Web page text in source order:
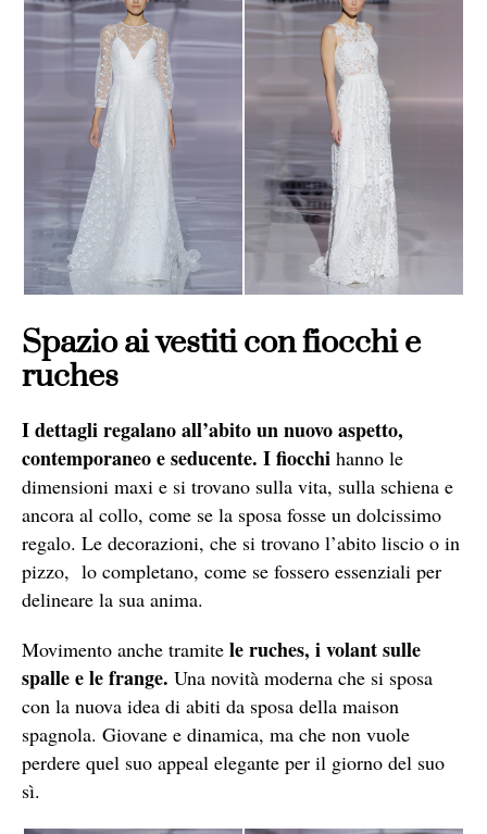
Spazio ai vestiti con fiocchi e
ruches
I dettagli regalano all’abito un nuovo aspetto,
contemporaneo e seducente. I fiocchi hanno le
dimensioni maxi e si trovano sulla vita, sulla schiena e
ancora al collo, come se la sposa fosse un dolcissimo
regalo. Le decorazioni, che si trovano l’abito liscio o in
pizzo, lo completano, come se fossero essenziali per
delineare la sua anima.
Movimento anche tramite le ruches, i volant sulle
spalle e le frange. Una novità moderna che si sposa
con la nuova idea di abiti da sposa della maison
spagnola. Giovane e dinamica, ma che non vuole
perdere quel suo appeal elegante per il giorno del suo
sì.